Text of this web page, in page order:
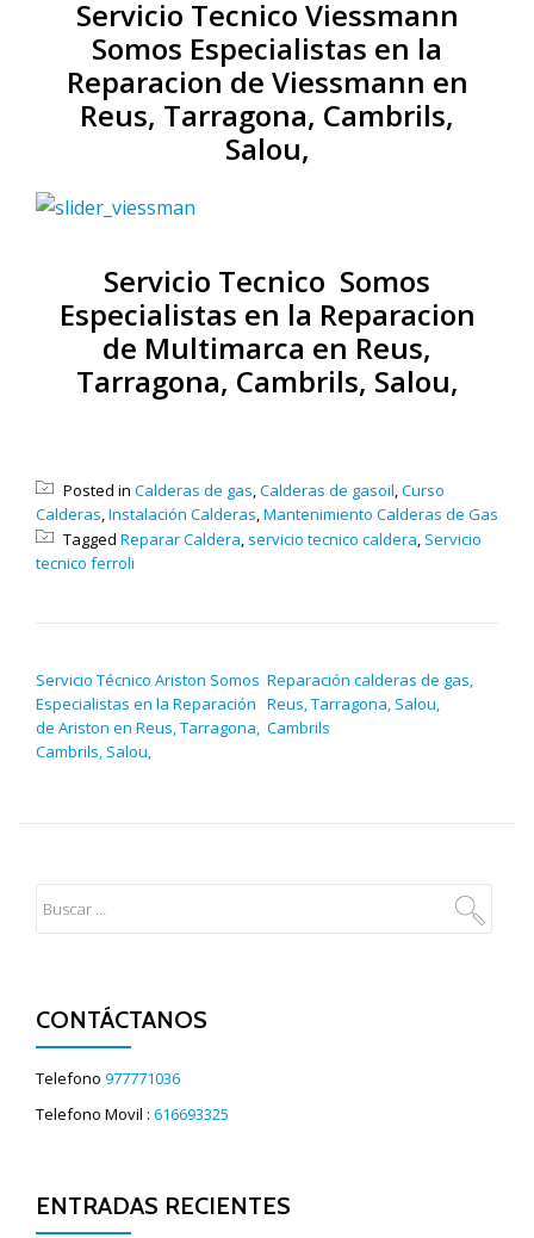
Servicio Tecnico Viessmann
Somos Especialistas en la
Reparacion de Viessmann en
Reus, Tarragona, Cambrils,
Salou,
Servicio Tecnico Somos
Especialistas en la Reparacion
de Multimarca en Reus,
Tarragona, Cambrils, Salou,
Posted in Calderas de gas,Calderas de gasoil,Curso
Calderas,Instalación Calderas,Mantenimiento Calderas de Gas
Tagged Reparar Caldera, servicio tecnico caldera, Servicio
tecnico ferroli
Servicio Técnico Ariston Somos
Especialistas en la Reparación
de Ariston en Reus, Tarragona,
Cambrils, Salou,
Reparación calderas de gas,
Reus, Tarragona, Salou,
Cambrils
CONTÁCTANOS
Telefono 977771036
Telefono Movil : 616693325
ENTRADAS RECIENTES